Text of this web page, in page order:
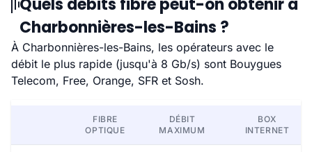
Quels débits fibre peut-on obtenir à
Charbonnières-les-Bains ?
À Charbonnières-les-Bains, les opérateurs avec le
débit le plus rapide (jusqu'à 8 Gb/s) sont Bouygues
Telecom, Free, Orange, SFR et Sosh.
FIBRE
OPTIQUE
DÉBIT
MAXIMUM
BOX
INTERNET